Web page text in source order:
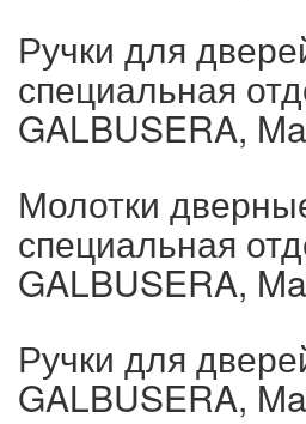
Ручки для
специальная
GALBUSERA,
Молотки
специальная
GALBUSERA,
Ручки для
GALBUSERA,